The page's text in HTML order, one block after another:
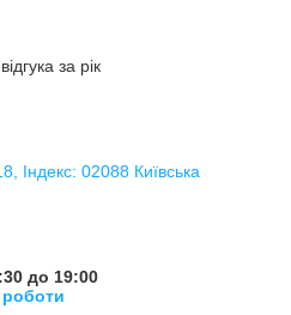
за рік
Індекс: 02088 Київська
до 19:00
роботи